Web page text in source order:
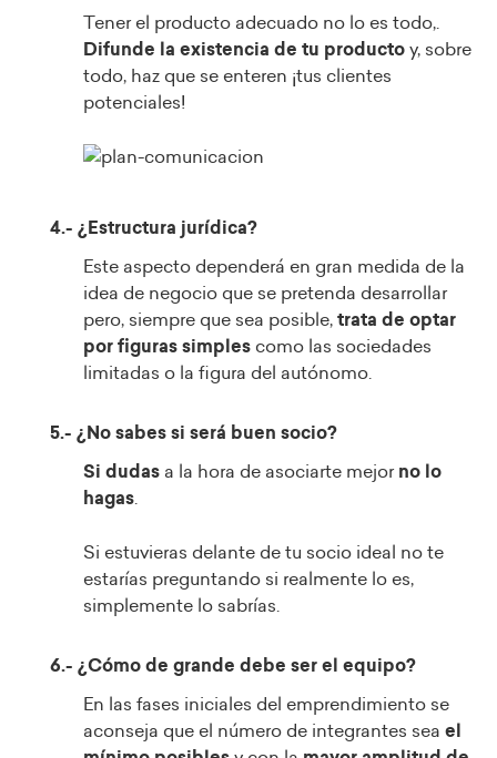
Tener el producto adecuado no lo es todo,.
Difunde la existencia de tu producto y, sobre
todo, haz que se enteren ¡tus clientes
potenciales!
4.- ¿Estructura jurídica?
Este aspecto dependerá en gran medida de la
idea de negocio que se pretenda desarrollar
pero, siempre que sea posible, trata de optar
por figuras simples como las sociedades
limitadas o la figura del autónomo.
5.- ¿No sabes si será buen socio?
Si dudas a la hora de asociarte mejor no lo
hagas.
Si estuvieras delante de tu socio ideal no te
estarías preguntando si realmente lo es,
simplemente lo sabrías.
6.- ¿Cómo de grande debe ser el equipo?
En las fases iniciales del emprendimiento se
aconseja que el número de integrantes sea el